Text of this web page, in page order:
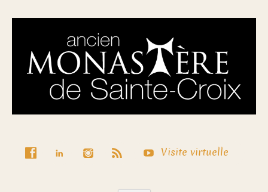
Visite virtuelle